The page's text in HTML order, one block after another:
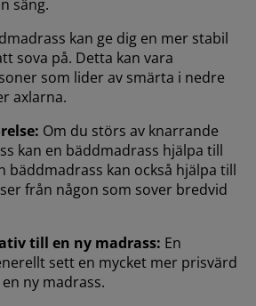
säng.
kan ge dig en mer stabil
sova på. Detta kan vara
som lider av smärta i nedre
axlarna.
Om du störs av knarrande
kan en bäddmadrass hjälpa till
bäddmadrass kan också hjälpa till
från någon som sover bredvid
till en ny madrass: En
sett en mycket mer prisvärd
ny madrass.